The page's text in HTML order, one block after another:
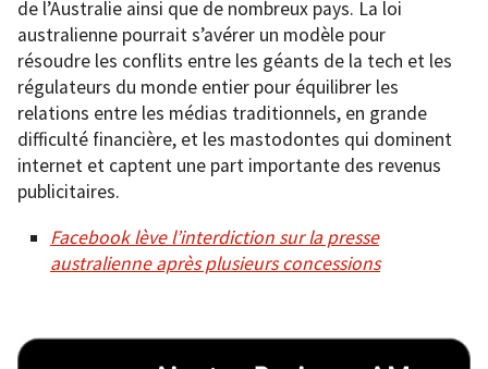
de l’Australie ainsi que de nombreux pays. La loi
australienne pourrait s’avérer un modèle pour
résoudre les conflits entre les géants de la tech et les
régulateurs du monde entier pour équilibrer les
relations entre les médias traditionnels, en grande
difficulté financière, et les mastodontes qui dominent
internet et captent une part importante des revenus
publicitaires.
Facebook lève l’interdiction sur la presse
australienne après plusieurs concessions